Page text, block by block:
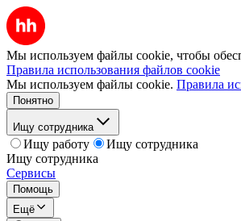
Мы используем файлы cookie, чтобы
Правила использования файлов cookie
Мы используем файлы cookie. Правила
Понятно
Ищу сотрудника
Ищу работу
Ищу сотрудника
Ищу сотрудника
Сервисы
Помощь
Ещё